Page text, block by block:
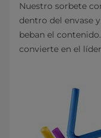
Nuestro sorbete
dentro del envase
beban el
convierte en el